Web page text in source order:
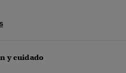
y cuidado